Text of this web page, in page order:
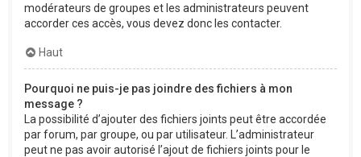
modérateurs de groupes et les administrateurs peuvent
accorder ces accès, vous devez donc les contacter.
Haut
Pourquoi ne puis-je pas joindre des fichiers à mon
message ?
La possibilité d’ajouter des fichiers joints peut être accordée
par forum, par groupe, ou par utilisateur. L’administrateur
peut ne pas avoir autorisé l’ajout de fichiers joints pour le